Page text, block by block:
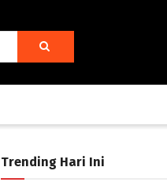
Trending Hari Ini